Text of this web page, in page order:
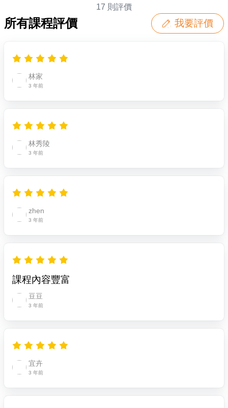
17 則評價
所有課程評價 我要評價
林家
3 年前
林秀陵
3 年前
zhen
3 年前
課程內容豐富
豆豆
3 年前
宜卉
3 年前